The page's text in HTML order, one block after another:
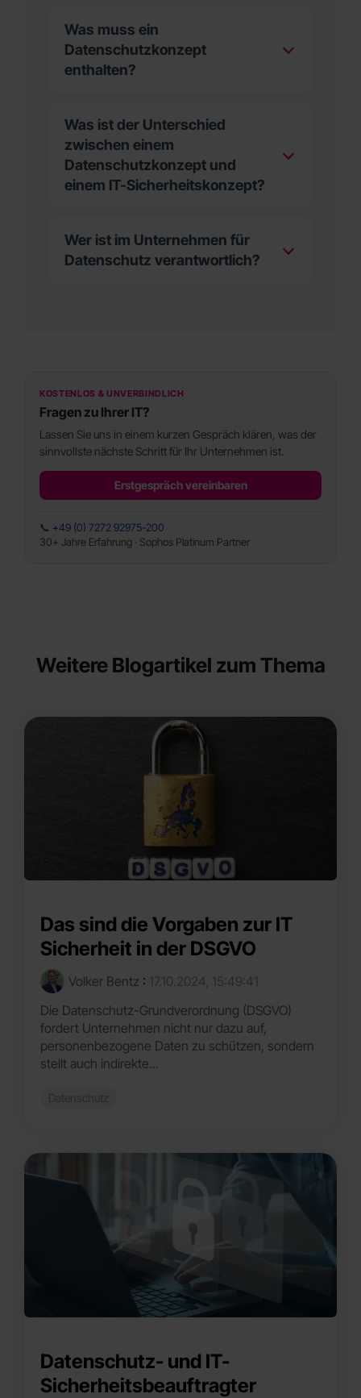
Was muss ein
Datenschutzkonzept
enthalten?
Was ist der Unterschied
zwischen einem
Datenschutzkonzept und
einem IT-Sicherheitskonzept?
Wer ist im Unternehmen für
Datenschutz verantwortlich?
KOSTENLOS & UNVERBINDLICH
Fragen zu Ihrer IT?
Lassen Sie uns in einem kurzen Gespräch klären, was der
sinnvollste nächste Schritt für Ihr Unternehmen ist.
Erstgespräch vereinbaren
📞 +49 (0) 7272 92975-200
30+ Jahre Erfahrung · Sophos Platinum Partner
Weitere Blogartikel zum Thema
Das sind die Vorgaben zur IT
Sicherheit in der DSGVO
Volker Bentz : 17.10.2024, 15:49:41
Die Datenschutz-Grundverordnung (DSGVO)
fordert Unternehmen nicht nur dazu auf,
personenbezogene Daten zu schützen, sondern
stellt auch indirekte...
Datenschutz- und IT-
Sicherheitsbeauftragter